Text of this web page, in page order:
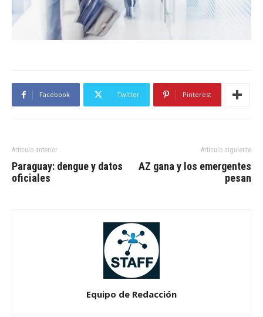
Facebook Twitter Pinterest
Artículo anterior
Paraguay: dengue y datos
oficiales
Artículo siguiente
AZ gana y los emergentes
pesan
Equipo de Redacción